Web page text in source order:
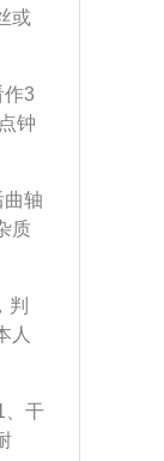
或
的
将
起
酸
启
作3
钟
的轴
质
、
体
，
用
现
判
人
、干